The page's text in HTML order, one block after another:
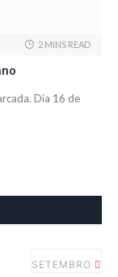
2 MINS READ
Dia 16 de
SETEMBRO